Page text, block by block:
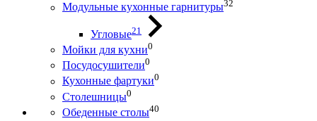
Модульные кухонные гарнитуры32
Угловые21
Мойки для кухни0
Посудосушители0
Кухонные фартуки0
Столешницы0
Обеденные столы40